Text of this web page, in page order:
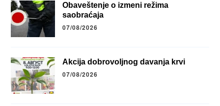
Obaveštenje o izmeni režima
saobraćaja
07/08/2026
Akcija dobrovoljnog davanja krvi
07/08/2026